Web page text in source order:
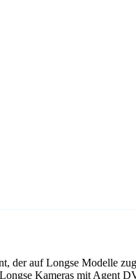
der auf Longse Modelle
Kameras mit Agent